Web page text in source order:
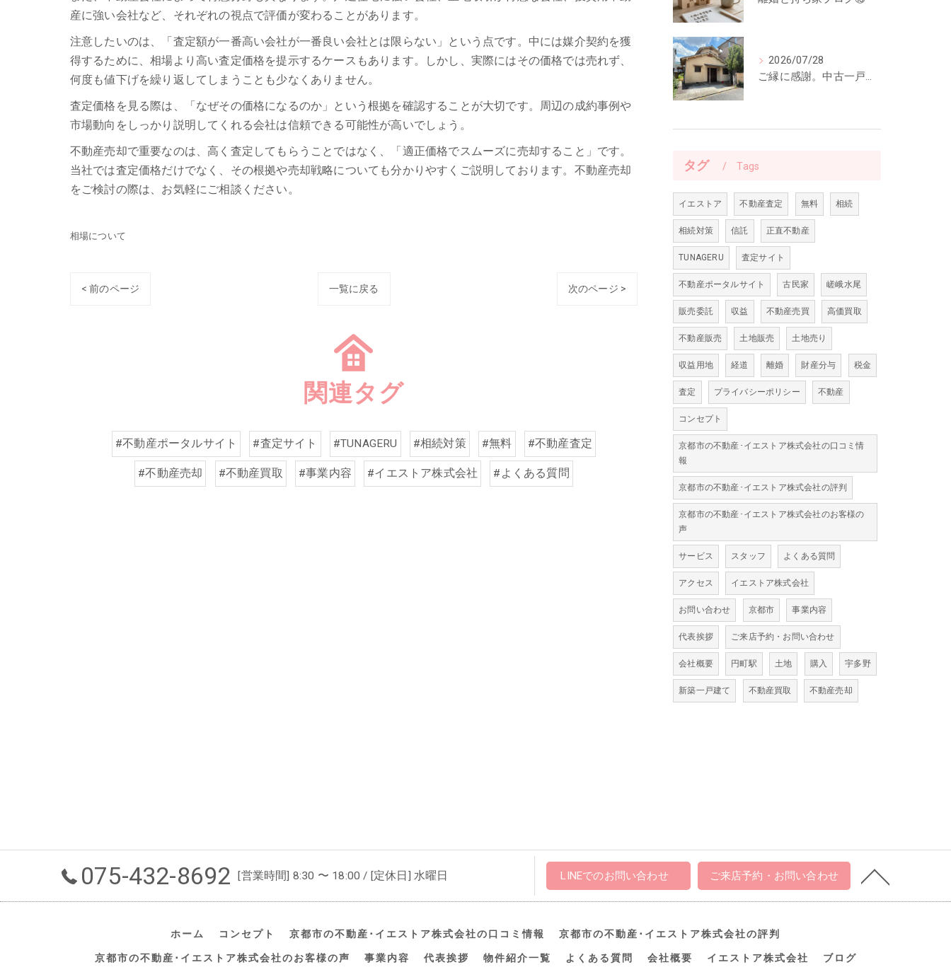
産に強い会社など、それぞれの視点で評価が変わることがあります。
注意したいのは、「査定額が一番高い会社が一番良い会社とは限らない」という点です。中には媒介契約を獲
得するために、相場より高い査定価格を提示するケースもあります。しかし、実際にはその価格では売れず、
何度も値下げを繰り返してしまうことも少なくありません。
査定価格を見る際は、「なぜその価格になるのか」という根拠を確認することが大切です。周辺の成約事例や
市場動向をしっかり説明してくれる会社は信頼できる可能性が高いでしょう。
不動産売却で重要なのは、高く査定してもらうことではなく、「適正価格でスムーズに売却すること」です。
当社では査定価格だけでなく、その根拠や売却戦略についても分かりやすくご説明しております。不動産売却
をご検討の際は、お気軽にご相談ください。
相場について
< 前のページ 一覧に戻る 次のページ >
関連タグ
#不動産ポータルサイト #査定サイト #TUNAGERU #相続対策 #無料 #不動産査定
#不動産売却 #不動産買取 #事業内容 #イエストア株式会社 #よくある質問
2026/07/28
ご縁に感謝。中古一戸建てのご契約をいただきました
タグ Tags
イエストア 不動産査定 無料 相続
相続対策 信託 正直不動産
TUNAGERU 査定サイト
不動産ポータルサイト 古民家 嵯峨水尾
販売委託 収益 不動産売買 高価買取
不動産販売 土地販売 土地売り
収益用地 経道 離婚 財産分与 税金
査定 プライバシーポリシー 不動産
コンセプト
京都市の不動産･イエストア株式会社の口コミ情
報
京都市の不動産･イエストア株式会社の評判
京都市の不動産･イエストア株式会社のお客様の
声
サービス スタッフ よくある質問
アクセス イエストア株式会社
お問い合わせ 京都市 事業内容
代表挨拶 ご来店予約・お問い合わせ
会社概要 円町駅 土地 購入 宇多野
新築一戸建て 不動産買取 不動産売却
075-432-8692 [営業時間] 8:30 〜 18:00 / [定休日] 水曜日 LINEでのお問い合わせ ご来店予約・お問い合わせ
ホーム コンセプト 京都市の不動産･イエストア株式会社の口コミ情報 京都市の不動産･イエストア株式会社の評判
京都市の不動産･イエストア株式会社のお客様の声 事業内容 代表挨拶 物件紹介一覧 よくある質問 会社概要 イエストア株式会社 ブログ